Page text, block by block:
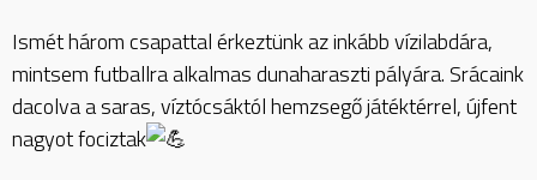
Ismét három csapattal érkeztünk az inkább vízilabdára,
mintsem futballra alkalmas dunaharaszti pályára. Srácaink
dacolva a saras, víztócsáktól hemzsegő játéktérrel, újfent
nagyot fociztak